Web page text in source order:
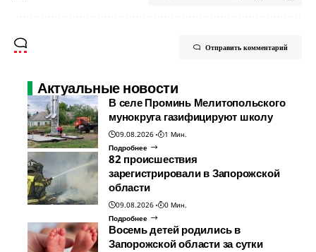
Отправить комментарий
Актуальные новости
В селе Проминь Мелитопольского
мунокруга газифицируют школу
09.08.2026
1 Мин.
Подробнее
82 происшествия
зарегистрировали в Запорожской
области
09.08.2026
0 Мин.
Подробнее
Восемь детей родились в
Запорожской области за сутки